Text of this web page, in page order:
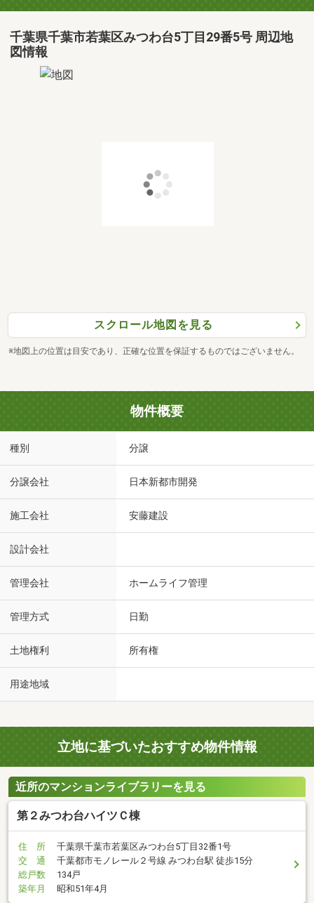
千葉県千葉市若葉区みつわ台5丁目29番5号 周辺地
図情報
スクロール地図を見る
※地図上の位置は目安であり、正確な位置を保証するものではございません。
物件概要
種別 分譲
分譲会社 日本新都市開発
施工会社 安藤建設
設計会社
管理会社 ホームライフ管理
管理方式 日勤
土地権利 所有権
用途地域
立地に基づいたおすすめ物件情報
近所のマンションライブラリーを見る
第２みつわ台ハイツＣ棟
住 所
千葉県千葉市若葉区みつわ台5丁目32番1号
交 通
千葉都市モノレール２号線 みつわ台駅 徒歩15分
総戸数
134戸
築年月
昭和51年4月